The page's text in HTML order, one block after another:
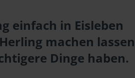
einfach in Eisleben
machen lassen
Dinge haben.